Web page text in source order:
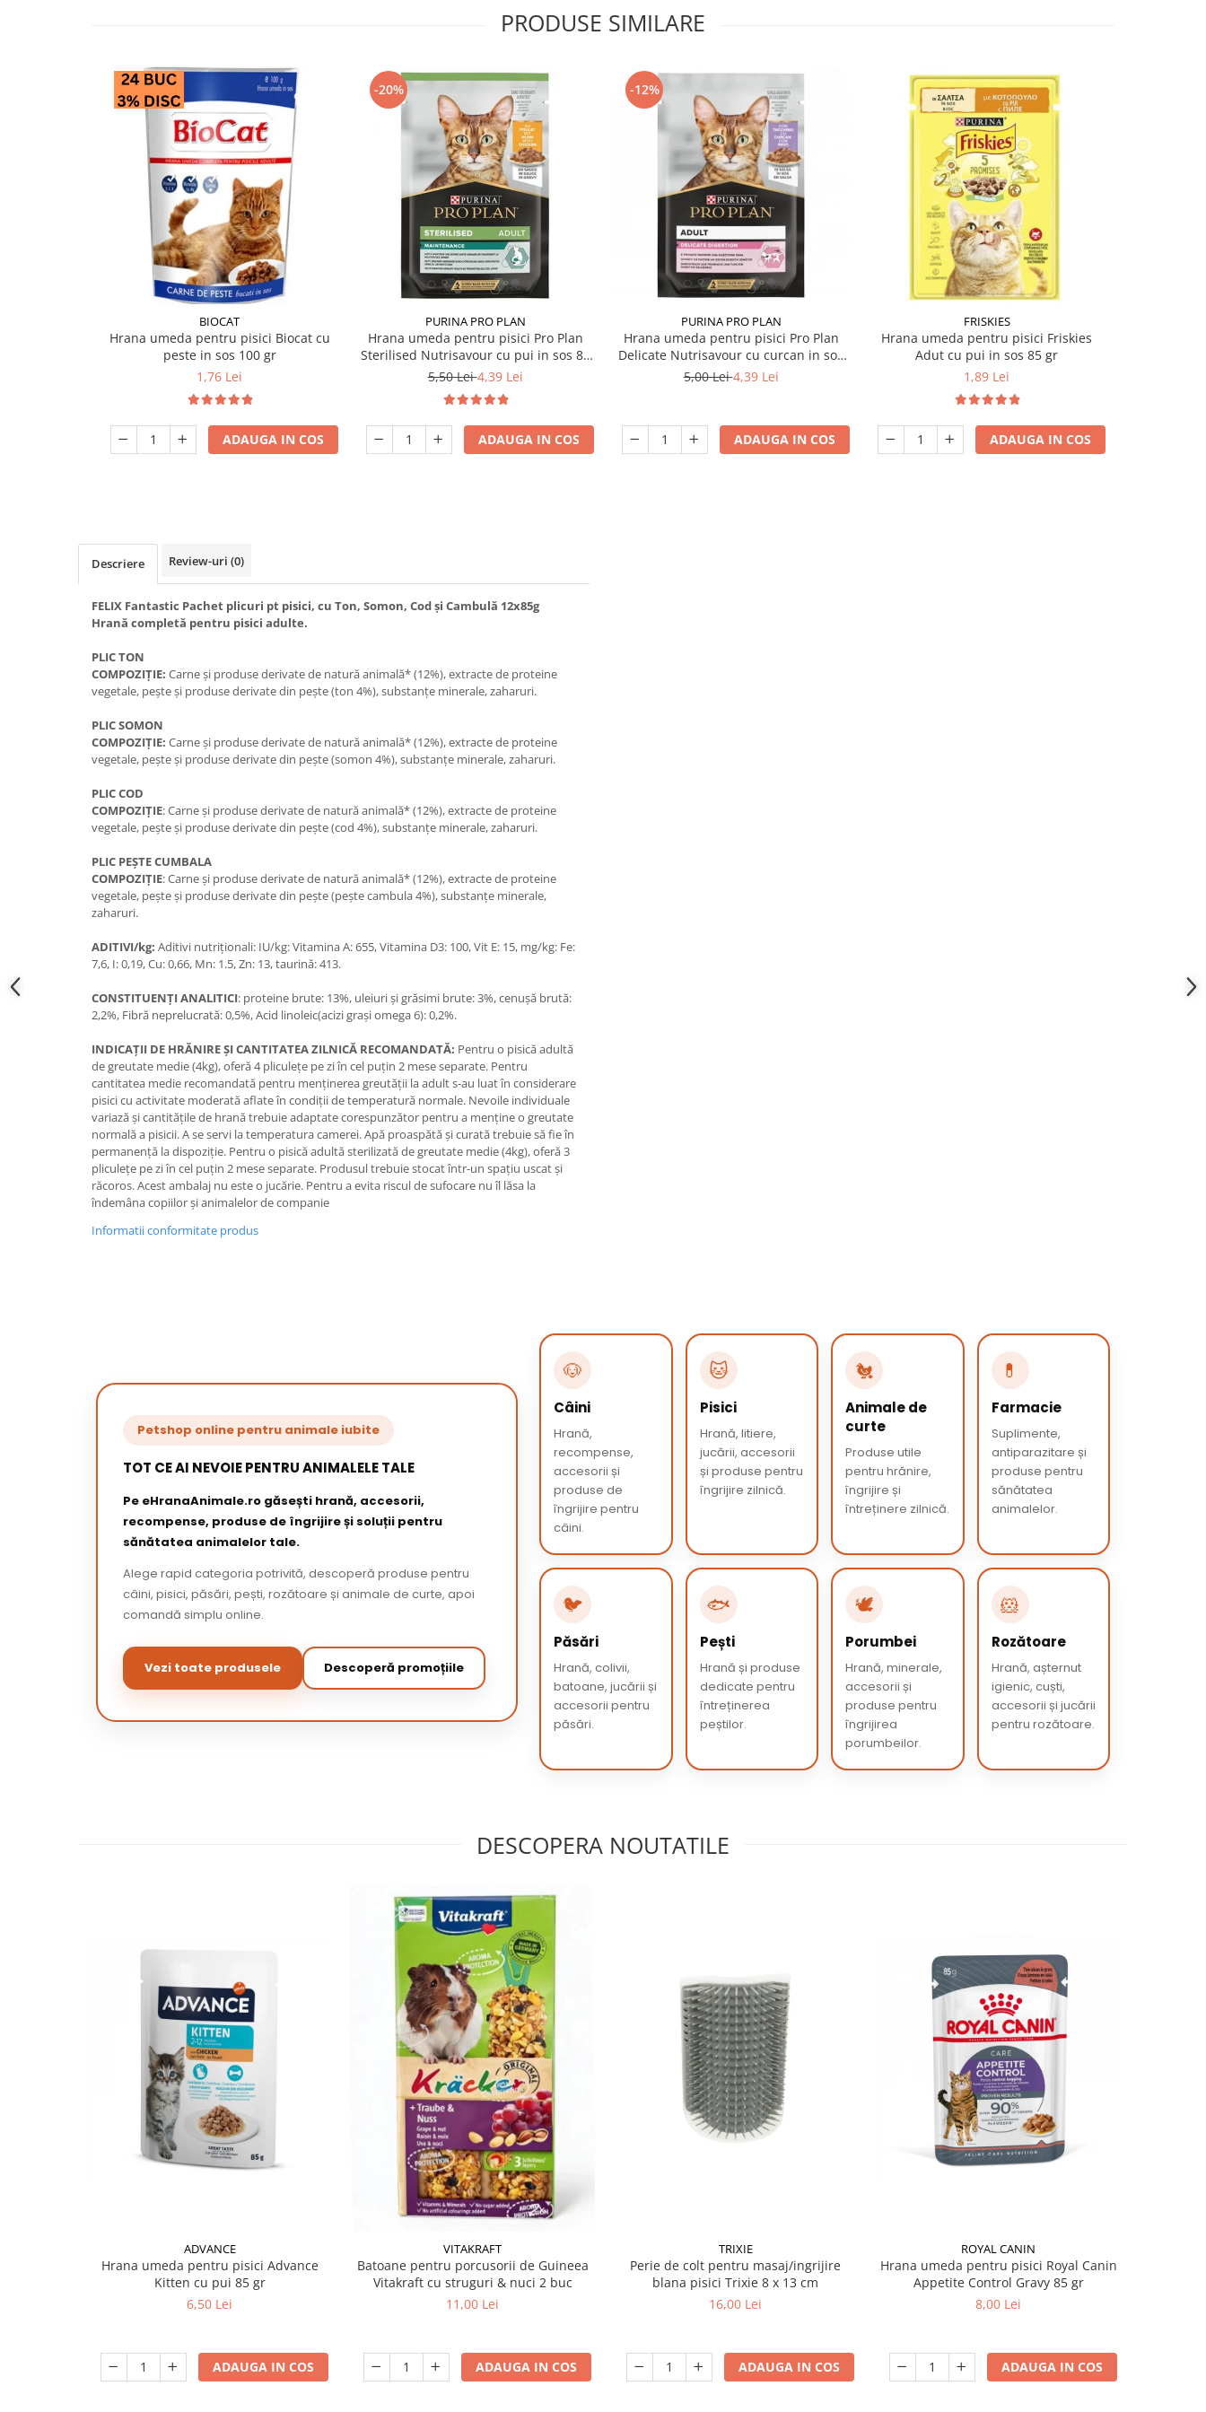
PRODUSE SIMILARE
BIOCAT
Hrana umeda pentru pisici Biocat cu
peste in sos 100 gr
1,76 Lei
ADAUGA IN COS
-20%
PURINA PRO PLAN
Hrana umeda pentru pisici Pro Plan
Sterilised Nutrisavour cu pui in sos 85
gr
5,50 Lei4,39 Lei
ADAUGA IN COS
-12%
PURINA PRO PLAN
Hrana umeda pentru pisici Pro Plan
Delicate Nutrisavour cu curcan in sos
85 gr
5,00 Lei4,39 Lei
ADAUGA IN COS
FRISKIES
Hrana umeda pentru pisici Friskies
Adut cu pui in sos 85 gr
1,89 Lei
ADAUGA IN COS
Descriere Review-uri (0)
FELIX Fantastic Pachet plicuri pt pisici, cu Ton, Somon, Cod şi Cambulă 12x85g
Hrană completă pentru pisici adulte.
PLIC TON
COMPOZIŢIE: Carne şi produse derivate de natură animală* (12%), extracte de proteine
vegetale, peşte şi produse derivate din peşte (ton 4%), substanţe minerale, zaharuri.
PLIC SOMON
COMPOZIŢIE: Carne şi produse derivate de natură animală* (12%), extracte de proteine
vegetale, peşte şi produse derivate din peşte (somon 4%), substanţe minerale, zaharuri.
PLIC COD
COMPOZIŢIE: Carne şi produse derivate de natură animală* (12%), extracte de proteine
vegetale, peşte şi produse derivate din peşte (cod 4%), substanţe minerale, zaharuri.
PLIC PEŞTE CUMBALA
COMPOZIŢIE: Carne şi produse derivate de natură animală* (12%), extracte de proteine
vegetale, peşte şi produse derivate din peşte (peşte cambula 4%), substanţe minerale,
zaharuri.
ADITIVI/kg: Aditivi nutriţionali: IU/kg: Vitamina A: 655, Vitamina D3: 100, Vit E: 15, mg/kg: Fe:
7,6, I: 0,19, Cu: 0,66, Mn: 1.5, Zn: 13, taurină: 413.
CONSTITUENŢI ANALITICI: proteine brute: 13%, uleiuri şi grăsimi brute: 3%, cenuşă brută:
2,2%, Fibră neprelucrată: 0,5%, Acid linoleic(acizi graşi omega 6): 0,2%.
INDICAŢII DE HRĂNIRE ŞI CANTITATEA ZILNICĂ RECOMANDATĂ: Pentru o pisică adultă
de greutate medie (4kg), oferă 4 pliculeţe pe zi în cel puţin 2 mese separate. Pentru
cantitatea medie recomandată pentru menţinerea greutăţii la adult s-au luat în considerare
pisici cu activitate moderată aflate în condiţii de temperatură normale. Nevoile individuale
variază şi cantităţile de hrană trebuie adaptate corespunzător pentru a menţine o greutate
normală a pisicii. A se servi la temperatura camerei. Apă proaspătă şi curată trebuie să fie în
permanenţă la dispoziţie. Pentru o pisică adultă sterilizată de greutate medie (4kg), oferă 3
pliculeţe pe zi în cel puţin 2 mese separate. Produsul trebuie stocat într-un spaţiu uscat şi
răcoros. Acest ambalaj nu este o jucărie. Pentru a evita riscul de sufocare nu îl lăsa la
îndemâna copiilor şi animalelor de companie
Informatii conformitate produs
Petshop online pentru animale iubite
TOT CE AI NEVOIE PENTRU ANIMALELE TALE
Pe eHranaAnimale.ro găsești hrană, accesorii,
recompense, produse de îngrijire și soluții pentru
sănătatea animalelor tale.
Alege rapid categoria potrivită, descoperă produse pentru
câini, pisici, păsări, pești, rozătoare și animale de curte, apoi
comandă simplu online.
Vezi toate produsele Descoperă promoțiile
🐶
Câini
Hrană,
recompense,
accesorii și
produse de
îngrijire pentru
câini.
🐱
Pisici
Hrană, litiere,
jucării, accesorii
și produse pentru
îngrijire zilnică.
🐔
Animale de
curte
Produse utile
pentru hrănire,
îngrijire și
întreținere zilnică.
💊
Farmacie
Suplimente,
antiparazitare și
produse pentru
sănătatea
animalelor.
🐦
Păsări
Hrană, colivii,
batoane, jucării și
accesorii pentru
păsări.
🐟
Pești
Hrană și produse
dedicate pentru
întreținerea
peștilor.
🕊️
Porumbei
Hrană, minerale,
accesorii și
produse pentru
îngrijirea
porumbeilor.
🐹
Rozătoare
Hrană, așternut
igienic, cuști,
accesorii și jucării
pentru rozătoare.
DESCOPERA NOUTATILE
ADVANCE
Hrana umeda pentru pisici Advance
Kitten cu pui 85 gr
6,50 Lei
ADAUGA IN COS
VITAKRAFT
Batoane pentru porcusorii de Guineea
Vitakraft cu struguri & nuci 2 buc
11,00 Lei
ADAUGA IN COS
TRIXIE
Perie de colt pentru masaj/ingrijire
blana pisici Trixie 8 x 13 cm
16,00 Lei
ADAUGA IN COS
ROYAL CANIN
Hrana umeda pentru pisici Royal Canin
Appetite Control Gravy 85 gr
8,00 Lei
ADAUGA IN COS